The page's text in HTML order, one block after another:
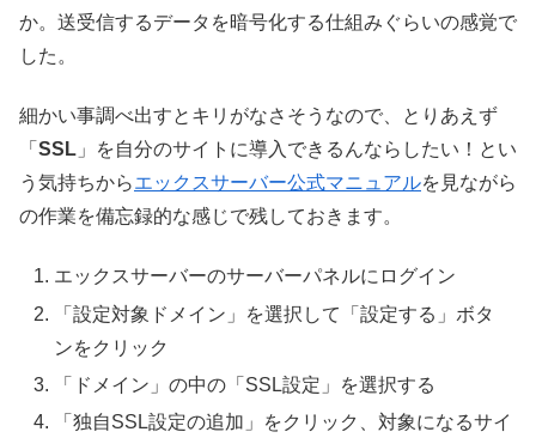
か。送受信するデータを暗号化する仕組みぐらいの感覚で
した。
細かい事調べ出すとキリがなさそうなので、とりあえず
「 SSL 」を自分のサイトに導入できるんならしたい！とい
う気持ちからエックスサーバー公式マニュアルを見ながら
の作業を備忘録的な感じで残しておきます。
エックスサーバーのサーバーパネルにログイン
「設定対象ドメイン」を選択して「設定する」ボタ
ンをクリック
「ドメイン」の中の「SSL設定」を選択する
「独自SSL設定の追加」をクリック、対象になるサイ